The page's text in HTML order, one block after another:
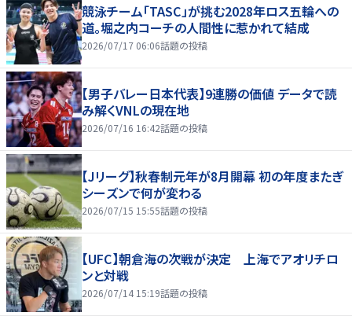
競泳チーム「TASC」が挑む2028年ロス五輪への
道。堀之内コーチの人間性に惹かれて結成
2026/07/17 06:06話題の投稿
【男子バレー日本代表】9連勝の価値 データで読
み解くVNLの現在地
2026/07/16 16:42話題の投稿
【Jリーグ】秋春制元年が8月開幕 初の年度またぎ
シーズンで何が変わる
2026/07/15 15:55話題の投稿
【UFC】朝倉海の次戦が決定 上海でアオリチロ
ンと対戦
2026/07/14 15:19話題の投稿